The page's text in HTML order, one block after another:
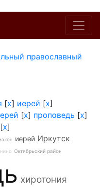
православный
[x] иерей [x]
[x] проповедь [x]
[x]
иерей Иркутск
Октябрьский район
хиротония